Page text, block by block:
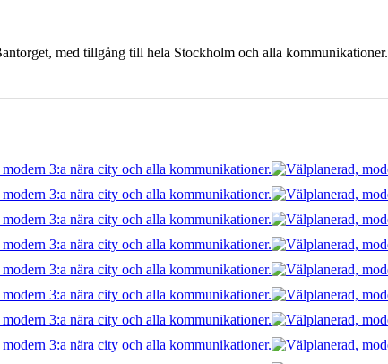
med tillgång till hela Stockholm och alla kommunikationer.